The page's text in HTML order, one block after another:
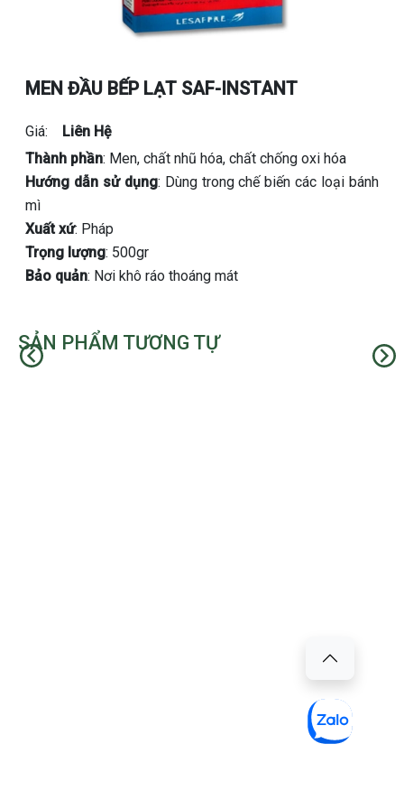
MEN ĐẦU BẾP LẠT SAF-INSTANT
Giá:
Liên Hệ
Thành phần: Men, chất nhũ hóa, chất chống oxi hóa
Hướng dẫn sử dụng: Dùng trong chế biến các loại bánh
mì
Xuất xứ: Pháp
Trọng lượng: 500gr
Bảo quản: Nơi khô ráo thoáng mát
SẢN PHẨM TƯƠNG TỰ
Trước Kế